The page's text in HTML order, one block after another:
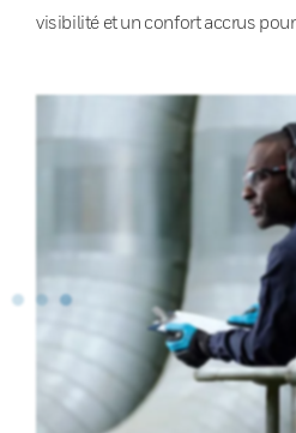
visibilité et un confort accrus